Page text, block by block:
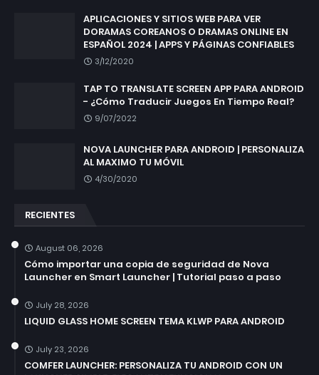
APLICACIONES Y SITIOS WEB PARA VER
DORAMAS COREANOS O DRAMAS ONLINE EN
ESPAÑOL 2024 | APPS Y PÁGINAS CONFIABLES
3/12/2020
TAP TO TRANSLATE SCREEN APP PARA ANDROID
- ¿Cómo Traducir Juegos En Tiempo Real?
9/07/2022
NOVA LAUNCHER PARA ANDROID | PERSONALIZA
AL MAXIMO TU MÓVIL
4/30/2020
RECIENTES
August 06, 2026
Cómo importar una copia de seguridad de Nova
Launcher en Smart Launcher | Tutorial paso a paso
July 28, 2026
LIQUID GLASS HOME SCREEN TEMA KLWP PARA ANDROID
July 23, 2026
COMFER LAUNCHER: PERSONALIZA TU ANDROID CON UN